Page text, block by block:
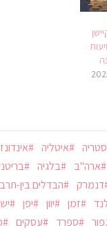
איטליה
ארה"ב בלגיה
דנמרק
הבדלים בין-
זמן יוון יפן
ספרד עסקים